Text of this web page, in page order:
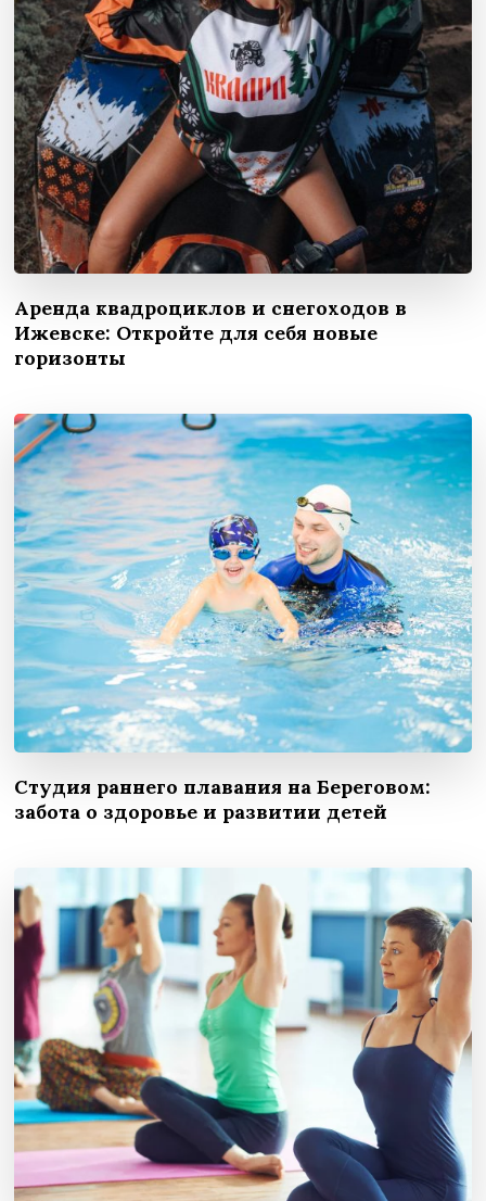
Аренда квадроциклов и снегоходов в
Ижевске: Откройте для себя новые
горизонты
Студия раннего плавания на Береговом:
забота о здоровье и развитии детей